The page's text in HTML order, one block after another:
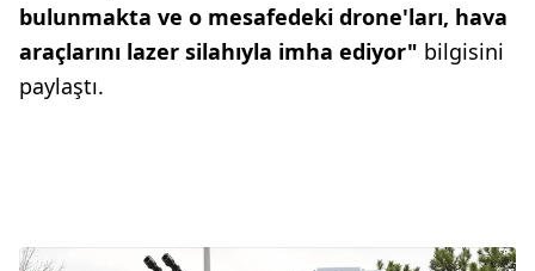
bulunmakta ve o mesafedeki drone'ları, hava
araçlarını lazer silahıyla imha ediyor" bilgisini
paylaştı.